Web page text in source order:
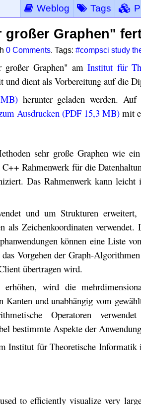
Weblog Tags
Graphen"
0 Comments. Tags:#compsci study
großer Graphen" amInstitut für
und dient als Vorbereitung auf die
herunter geladen werden. Auf
Ausdrucken (PDF 15,3 MB)mit
sehr große Graphen wie
Rahmenwerk für die
Das Rahmenwerk kann leicht
und um Strukturen
Zeichenkoordinaten
können eine Liste
Vorgehen der Graph-
übertragen wird.
wird die
und unabhängig vom
Operatoren
bestimmte Aspekte der
Institut für Theoretische
to efficiently visualize very